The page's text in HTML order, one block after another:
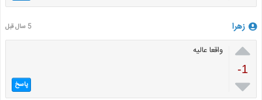
زهرا 5 سال قبل

-1

واقعا عالیه
پاسخ